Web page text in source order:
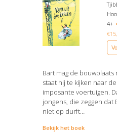
4+
€
Bart mag de
staat hij te kijken naar
imposante voertuigen.
jongens, die zeggen dat
niet op durft…
Bekijk het boek